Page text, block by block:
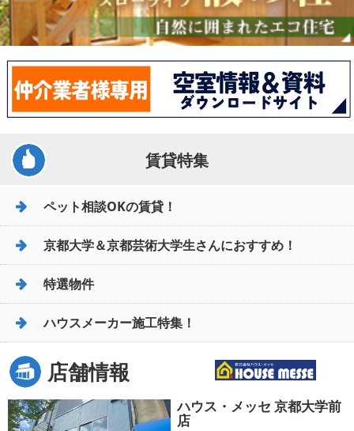
賃貸特集
ペット相談OKの賃貸！
京都大学＆京都芸術大学生さんにおすすめ！
特選物件
ハウスメーカー施工特集！
店舗情報
ハウス・メッセ 京都大学前
店